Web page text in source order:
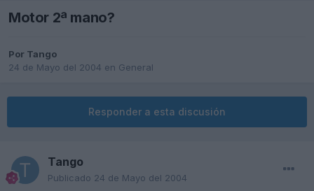
Motor 2ª mano?
Por Tango
24 de Mayo del 2004 en General
Responder a esta discusión
Tango
Publicado 24 de Mayo del 2004